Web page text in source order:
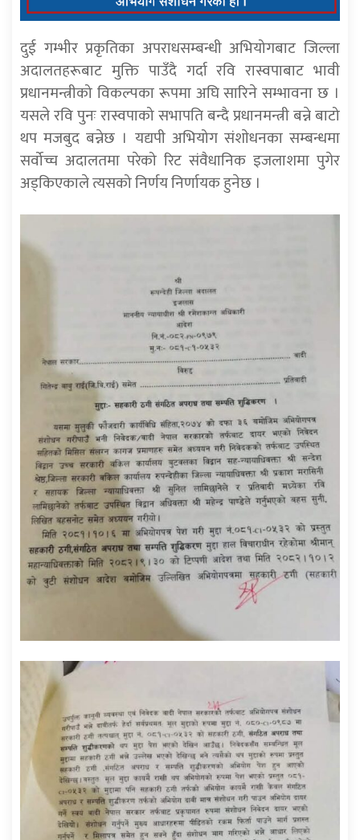
दुई गम्भीर प्रकृतिका अपराधसम्बन्धी अभियोगबाट जिल्ला
अदालतहरूबाट मुक्ति पाउँदै गर्दा रवि रास्वपाबाट भावी
प्रधानमन्त्रीको विकल्पका रूपमा अघि सारिने सम्भावना छ ।
यसले रवि पुनः रास्वपाको सभापति बन्दै प्रधानमन्त्री बन्ने बाटो
थप मजबुद बन्नेछ । यद्यपी अभियोग संशाेधनका सम्बन्धमा
सर्वोच्च अदालतमा परेको रिट संवैधानिक इजलाशमा पुगेर
अड्किएकाले त्यसको निर्णय निर्णायक हुनेछ ।